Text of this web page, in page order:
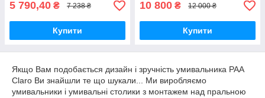
5 790,40 ₴ 7 238 ₴
Купити
10 800 ₴ 12 000 ₴
Купити
Якщо Вам подобається дизайн і зручність умивальника PAA
Claro Ви знайшли те що шукали... Ми виробляємо
умивальники і умивальні столики з монтажем над пральною